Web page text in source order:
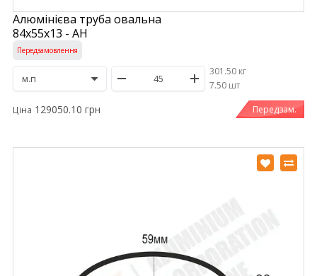
Алюмінієва труба овальна
84х55х13 - АН
Передзамовлення
301.50 кг
/7.50 шт
Ціна 129050.10 грн Передзам.